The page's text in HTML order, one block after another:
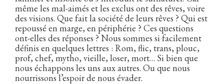
même les mal-aimés et les exclus ont des rêves, voire
des visions. Que fait la société de leurs rêves ? Qui est
repoussé en marge, en périphérie ? Ces questions
ont-elles des réponses ? Nous sommes si facilement
définis en quelques lettres : Rom, flic, trans, plouc,
prof, chef, mytho, vieille, loser, mort… Si bien que
nous échappons les uns aux autres. Ou que nous
nourrissons l’espoir de nous évader.